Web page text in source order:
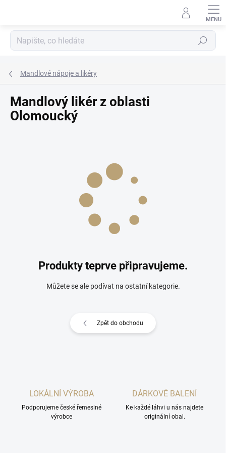
Hledat
Mandlové nápoje a likéry
Mandlový likér z oblasti
Olomoucký
Produkty teprve připravujeme.
Můžete se ale podívat na ostatní kategorie.
Zpět do obchodu
LOKÁLNÍ VÝROBA
Podporujeme české řemeslné
výrobce
DÁRKOVÉ BALENÍ
Ke každé láhvi u nás najdete
originální obal.